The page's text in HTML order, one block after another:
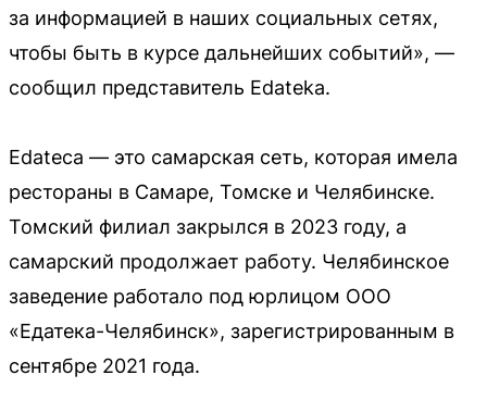
за информацией в наших социальных сетях,
чтобы быть в курсе дальнейших событий», —
сообщил представитель Edateka.
Edateca — это самарская сеть, которая имела
рестораны в Самаре, Томске и Челябинске.
Томский филиал закрылся в 2023 году, а
самарский продолжает работу. Челябинское
заведение работало под юрлицом ООО
«Едатека-Челябинск», зарегистрированным в
сентябре 2021 года.